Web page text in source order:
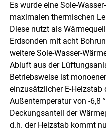
l
a
g
e
n
b
e
Es wurde eine Sole-
maximalen thermischen
Diese nutzt als
Erdsonden mit acht
weitere Sole-Wasser-
Abluft aus der
Betriebsweise ist
einzusätzlicher E-Heizstab
Außentemperatur von -6,8
Deckungsanteil der
d.h. der Heizstab kommt